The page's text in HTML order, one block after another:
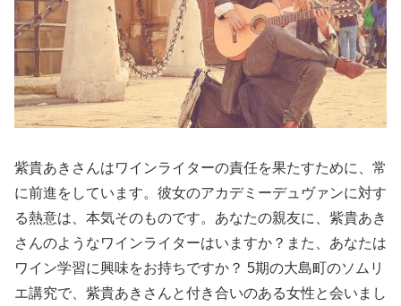
紫貴あきさんはワインライターの責任を果たすために、常
に前進をしています。彼女のアカデミーデュヴァンに対す
る熱意は、本気そのものです。あなたの親友に、紫貴あき
さんのようなワインライターはいますか？また、あなたは
ワイン学習に興味をお持ちですか？ 5期の大島町のソムリ
エ講究で、紫貴あきさんと付き合いのある女性と会いまし